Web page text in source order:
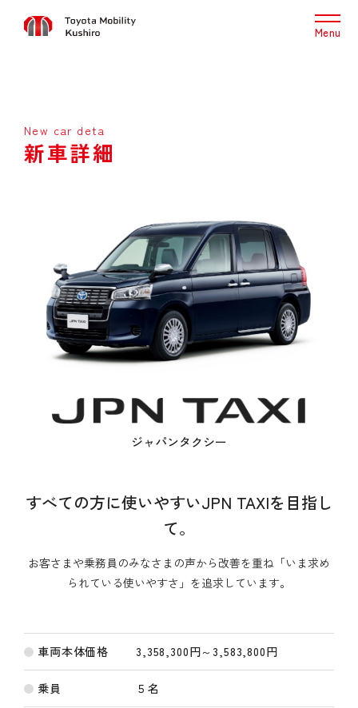
Menu
New car deta
新車詳細
ジャパンタクシー
すべての方に使いやすいJPN TAXIを目指し
て。
お客さまや乗務員のみなさまの声から改善を重ね「いま求め
られている使いやすさ」を追求しています。
車両本体価格 3,358,300円～3,583,800円
乗員 ５名